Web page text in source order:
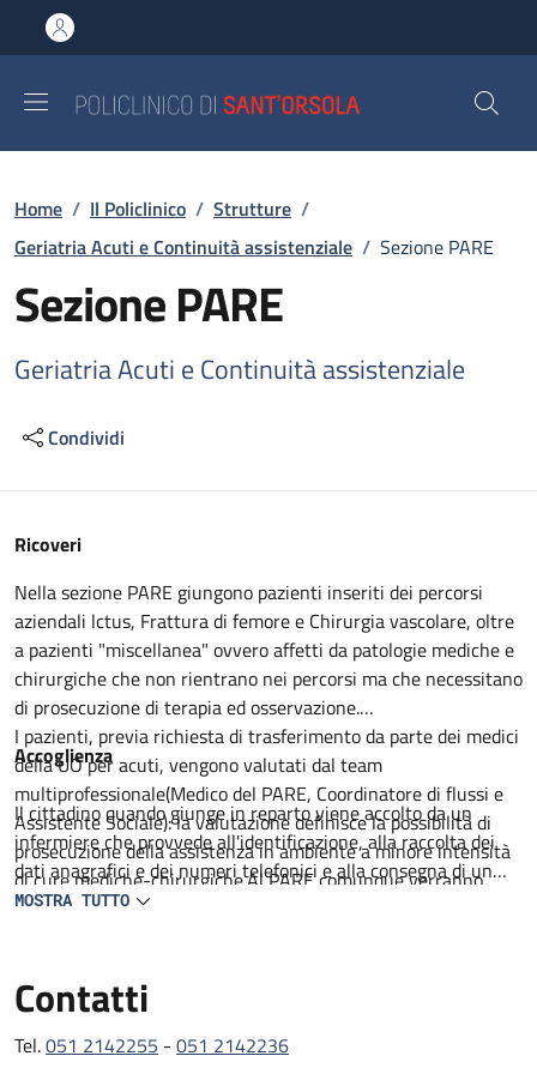
al contenuto principale
to footer content
Briciole di pane
Home / Il Policlinico / Strutture /
Geriatria Acuti e Continuità assistenziale / Sezione PARE
Sezione PARE
Geriatria Acuti e Continuità assistenziale
Condividi
Descrizione
Ricoveri
Nella sezione PARE giungono pazienti inseriti dei percorsi
aziendali lctus, Frattura di femore e Chirurgia vascolare, oltre
a pazienti "miscellanea" ovvero affetti da patologie mediche e
chirurgiche che non rientrano nei percorsi ma che necessitano
di prosecuzione di terapia ed osservazione.
I pazienti, previa richiesta di trasferimento da parte dei medici
della UO per acuti, vengono valutati dal team
multiprofessionale(Medico del PARE, Coordinatore di flussi e
Assistente Sociale): la valutazione definisce la possibilità di
prosecuzione della assistenza in ambiente a minore intensità
di cure mediche-chirurgiche.Al PARE comunque verranno
proseguiti percorsi medico terapeutici non ancora completati,
All'ingresso del paziente al PARE il team, composto da
Fisiatra e /o Fisioterapista con il coinvolgimento del Caregiver
Accoglienza
Il cittadino quando giunge in reparto viene accolto da un
infermiere che provvede all'identificazione, alla raccolta dei
dati anagrafici e dei numeri telefonici e alla consegna di un
prestampato con informazioni utili. Il degente viene
clinica ed infermieristica dove viene delineato il percorso
diagnostico e terapeutico e raccolti il consenso per tutte le
procedure che lo richiedono.
MOSTRA TUTTO
Contatti
Tel.051 2142255 - 051 2142236